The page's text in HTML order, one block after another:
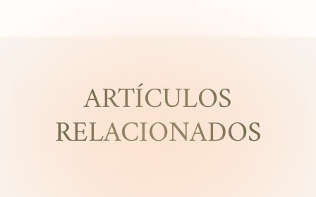
ARTÍCULOS
RELACIONADOS